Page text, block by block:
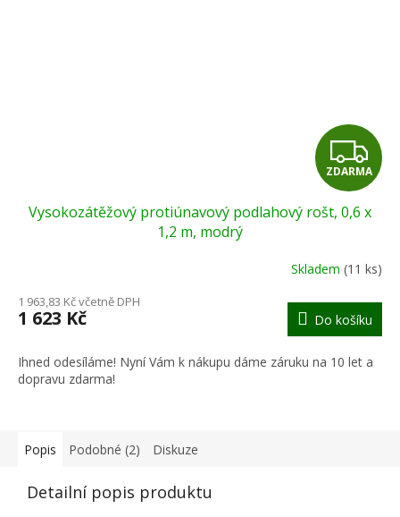
Z
D
A
R
M
A
ZDARMA
Vysokozátěžový protiúnavový podlahový rošt, 0,6 x
1,2 m, modrý
Skladem (11 ks)
1 963,83 Kč včetně DPH
1 623 Kč Do košíku
Ihned odesíláme! Nyní Vám k nákupu dáme záruku na 10 let a
dopravu zdarma!
Popis Podobné (2) Diskuze
Detailní popis produktu